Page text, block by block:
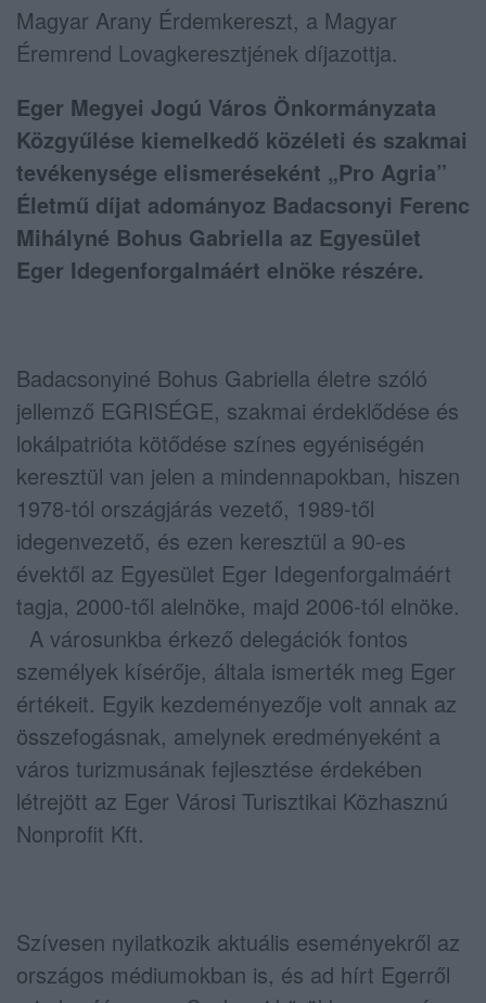
Magyar Arany Érdemkereszt, a Magyar
Éremrend Lovagkeresztjének díjazottja.
Eger Megyei Jogú Város Önkormányzata
Közgyűlése kiemelkedő közéleti és szakmai
tevékenysége elismeréseként „Pro Agria”
Életmű díjat adományoz Badacsonyi Ferenc
Mihályné Bohus Gabriella az Egyesület
Eger Idegenforgalmáért elnöke részére.
Badacsonyiné Bohus Gabriella életre szóló
jellemző EGRISÉGE, szakmai érdeklődése és
lokálpatrióta kötődése színes egyéniségén
keresztül van jelen a mindennapokban, hiszen
1978-tól országjárás vezető, 1989-től
idegenvezető, és ezen keresztül a 90-es
évektől az Egyesület Eger Idegenforgalmáért
tagja, 2000-től alelnöke, majd 2006-tól elnöke.
A városunkba érkező delegációk fontos
személyek kísérője, általa ismerték meg Eger
értékeit. Egyik kezdeményezője volt annak az
összefogásnak, amelynek eredményeként a
város turizmusának fejlesztése érdekében
létrejött az Eger Városi Turisztikai Közhasznú
Nonprofit Kft.
Szívesen nyilatkozik aktuális eseményekről az
országos médiumokban is, és ad hírt Egerről